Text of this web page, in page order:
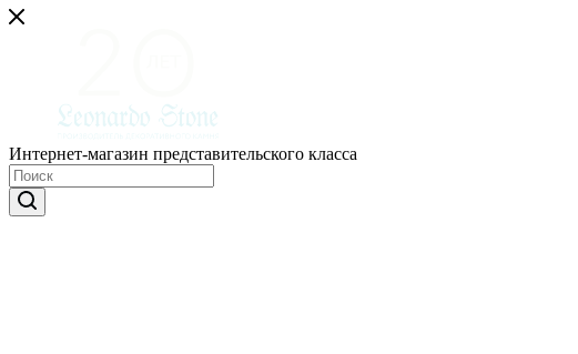
Интернет-магазин представительского класса